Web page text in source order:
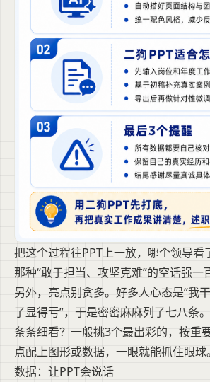
把这个过程往PPT上一放，哪个领导看
那种“敢于担当、攻坚克难”的空话强一
另外，亮点别贪多。好多人心态是“我
了显得亏”，于是密密麻麻列了七八条
条条细看？一般挑3个最出彩的，按重
点配上图形或数据，一眼就能抓住眼球。
数据：让PPT会说话